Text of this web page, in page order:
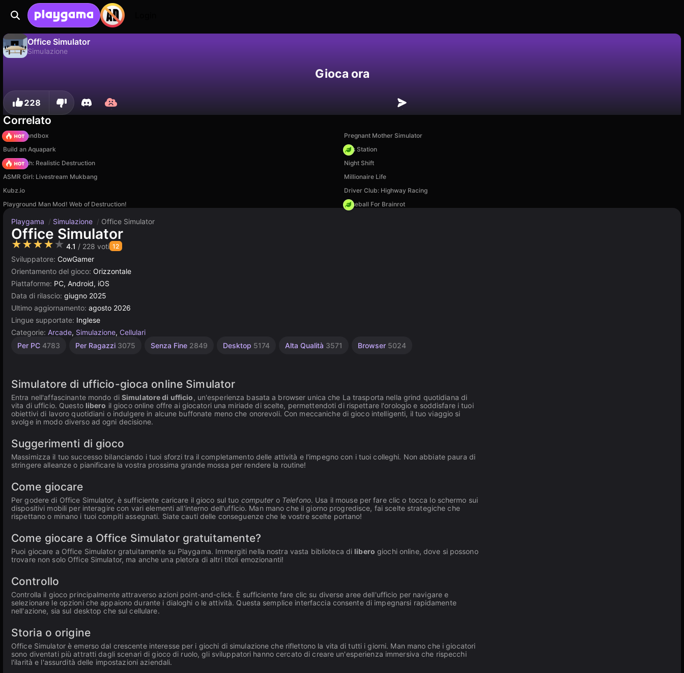
Office Simulator
Simulazione
Gioca ora
228
Correlato
Melon Sandbox
Pregnant Mother Simulator
Build an Aquapark
Gas Station
Car Crush: Realistic Destruction
Night Shift
ASMR Girl: Livestream Mukbang
Millionaire Life
Kubz.io
Driver Club: Highway Racing
Playground Man Mod! Web of Destruction!
Baseball For Brainrot
Playgama / Simulazione / Office Simulator
Office Simulator
★★★★★ 4.1 / 228 voti 12
Sviluppatore: CowGamer
Orientamento del gioco: Orizzontale
Piattaforme: PC, Android, iOS
Data di rilascio: giugno 2025
Ultimo aggiornamento: agosto 2026
Lingue supportate: Inglese
Categorie: Arcade, Simulazione, Cellulari
Per PC 4783 Per Ragazzi 3075 Senza Fine 2849 Desktop 5174 Alta Qualità 3571 Browser 5024
Unity
Simulatore di ufficio-gioca online Simulator
Entra nell'affascinante mondo di Simulatore di ufficio, un'esperienza basata a browser unica che La trasporta nella grind quotidiana di
vita di ufficio. Questo libero il gioco online offre ai giocatori una miriade di scelte, permettendoti di rispettare l'orologio e soddisfare i tuoi
obiettivi di lavoro quotidiani o indulgere in alcune buffonate meno che onorevoli. Con meccaniche di gioco intelligenti, il tuo viaggio si
svolge in modo diverso ad ogni decisione.
Suggerimenti di gioco
Massimizza il tuo successo bilanciando i tuoi sforzi tra il completamento delle attività e l'impegno con i tuoi colleghi. Non abbiate paura di
stringere alleanze o pianificare la vostra prossima grande mossa per rendere la routine!
Come giocare
Per godere di Office Simulator, è sufficiente caricare il gioco sul tuo computero Telefono. Usa il mouse per fare clic o tocca lo schermo sui
dispositivi mobili per interagire con vari elementi all'interno dell'ufficio. Man mano che il giorno progredisce, fai scelte strategiche che
rispettano o minano i tuoi compiti assegnati. Siate cauti delle conseguenze che le vostre scelte portano!
Come giocare a Office Simulator gratuitamente?
Puoi giocare a Office Simulator gratuitamente su Playgama. Immergiti nella nostra vasta biblioteca di libero giochi online, dove si possono
trovare non solo Office Simulator, ma anche una pletora di altri titoli emozionanti!
Controllo
Controlla il gioco principalmente attraverso azioni point-and-click. È sufficiente fare clic su diverse aree dell'ufficio per navigare e
selezionare le opzioni che appaiono durante i dialoghi o le attività. Questa semplice interfaccia consente di impegnarsi rapidamente
nell'azione, sia sul desktop che sul cellulare.
Storia o origine
Office Simulator è emerso dal crescente interesse per i giochi di simulazione che riflettono la vita di tutti i giorni. Man mano che i giocatori
sono diventati più attratti dagli scenari di gioco di ruolo, gli sviluppatori hanno cercato di creare un'esperienza immersiva che rispecchi
l'ilarità e l'assurdità delle impostazioni aziendali.